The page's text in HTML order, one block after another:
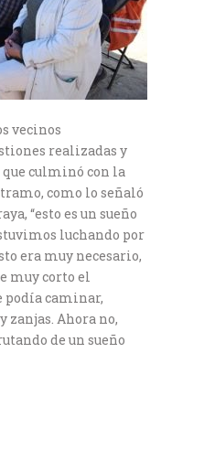
vecinos
realizadas y
culminó con la
como lo señaló
“esto es un sueño
luchando por
era muy necesario,
muy corto el
podía caminar,
zanjas. Ahora no,
de un sueño